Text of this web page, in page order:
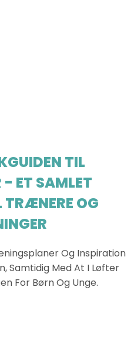
TIL
- ET SAMLET
OG
Og Inspiration
Samtidig Med At I Løfter
For Børn Og Unge.